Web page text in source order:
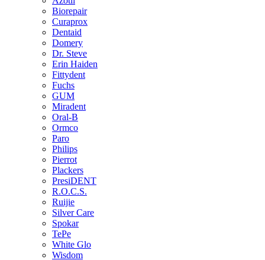
Biorepair
Curaprox
Dentaid
Domery
Dr. Steve
Erin Haiden
Fittydent
Fuchs
GUM
Miradent
Oral-B
Ormco
Paro
Philips
Pierrot
Plackers
PresiDENT
R.O.C.S.
Ruijie
Silver Care
Spokar
TePe
White Glo
Wisdom